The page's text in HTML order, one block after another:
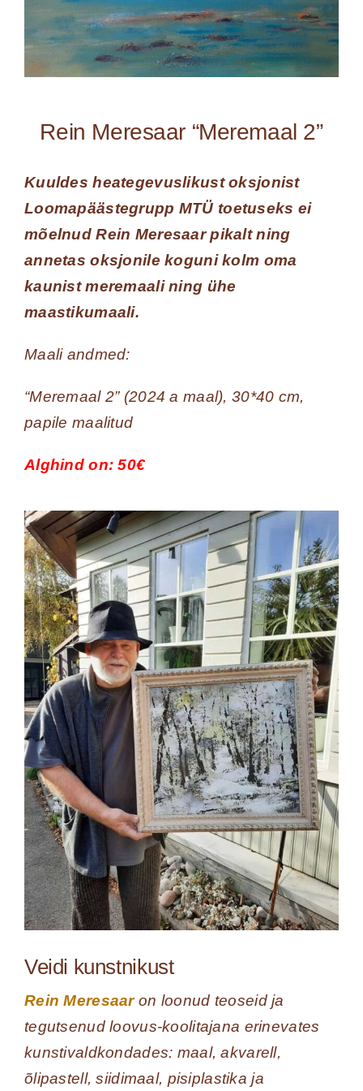
Rein Meresaar “Meremaal 2”
Kuuldes heategevuslikust oksjonist
Loomapäästegrupp MTÜ toetuseks ei
mõelnud Rein Meresaar pikalt ning
annetas oksjonile koguni kolm oma
kaunist meremaali ning ühe
maastikumaali.
Maali andmed:
“Meremaal 2” (2024 a maal), 30*40 cm,
papile maalitud
Alghind on: 50€
Veidi kunstnikust
Rein Meresaaron loonud teoseid ja
tegutsenud loovus-koolitajana erinevates
kunstivaldkondades: maal, akvarell,
õlipastell, siidimaal, pisiplastika ja